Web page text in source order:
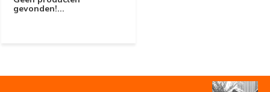
gevonden!...